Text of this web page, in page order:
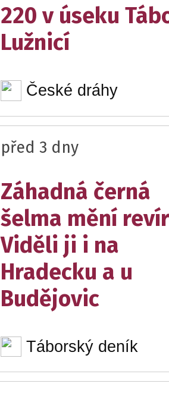
220 v úseku
Lužnicí
České dráhy
před 3 dny
Záhadná černá
šelma mění
Viděli ji i na
Hradecku a u
Budějovic
Táborský deník